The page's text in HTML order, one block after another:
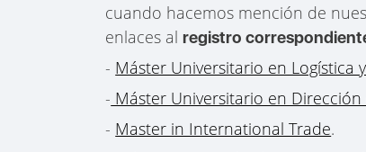
cuando hacemos mención de
enlaces alregistro
- Máster Universitario en Logística
- Máster Universitario en
- Master in International Trade.